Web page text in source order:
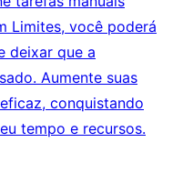
Limites, você poderá
deixar que a
Aumente suas
conquistando
tempo e recursos.